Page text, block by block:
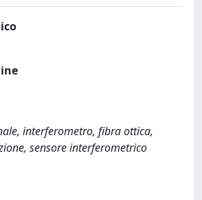
interferometro, fibra ottica,
sensore interferometrico